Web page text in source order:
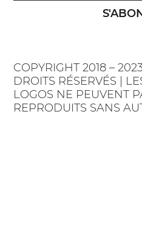
COPYRIGHT 2018 –
DROITS RÉSERVÉS |
LOGOS NE PEUVENT
REPRODUITS SANS